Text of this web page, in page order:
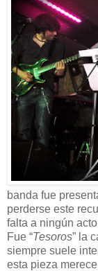
banda fue
perderse este
falta a ningún
Fue “Tesoros” la
siempre suele
esta pieza